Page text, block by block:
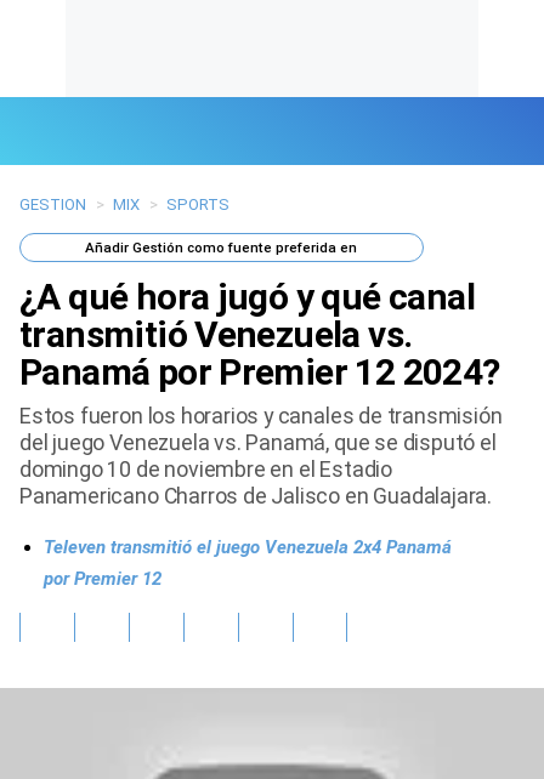
Últimas Noticias
Mi Bolsillo
Respuestas
Gente
Vida Laboral
Tendencias Mix
Sports
GESTION > MIX > SPORTS
AñadirGestión como fuente preferida en
¿A qué hora jugó y qué canal
transmitió Venezuela vs.
Panamá por Premier 12 2024?
Estos fueron los horarios y canales de transmisión
del juego Venezuela vs. Panamá, que se disputó el
domingo 10 de noviembre en el Estadio
Panamericano Charros de Jalisco en Guadalajara.
Televen transmitió el juego Venezuela 2x4 Panamá
por Premier 12